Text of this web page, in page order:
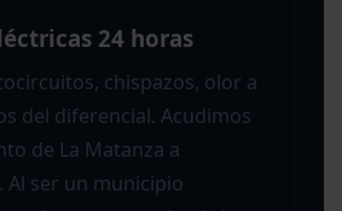
24 horas
chispazos, olor a
del diferencial. Acudimos
de La Matanza a
Al ser un municipio